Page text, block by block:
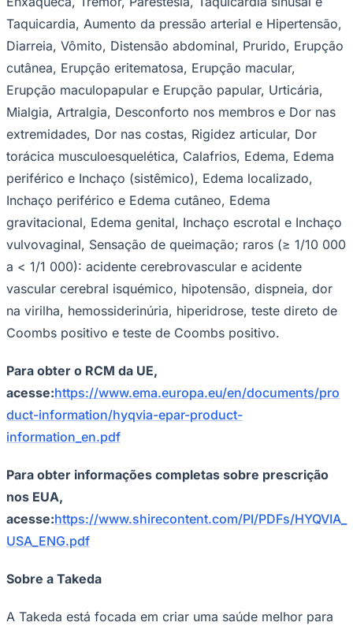
Vitória
Sport
Taquicardia, Aumento da pressão arterial e Hipertensão,
Diarreia, Vômito, Distensão abdominal, Prurido, Erupção
cutânea, Erupção eritematosa, Erupção macular,
Erupção maculopapular e Erupção papular, Urticária,
Mialgia, Artralgia, Desconforto nos membros e Dor nas
extremidades, Dor nas costas, Rigidez articular, Dor
torácica musculoesquelética, Calafrios, Edema, Edema
periférico e Inchaço (sistêmico), Edema localizado,
Inchaço periférico e Edema cutâneo, Edema
gravitacional, Edema genital, Inchaço escrotal e Inchaço
vulvovaginal, Sensação de queimação; raros (≥ 1/10 000
a < 1/1 000): acidente cerebrovascular e acidente
vascular cerebral isquémico, hipotensão, dispneia, dor
na virilha, hemossiderinúria, hiperidrose, teste direto de
Coombs positivo e teste de Coombs positivo.
Para obter o RCM da UE,
acesse:https://www.ema.europa.eu/en/documents/pro
duct-information/hyqvia-epar-product-
information_en.pdf
Para obter informações completas sobre prescrição
nos EUA,
acesse:https://www.shirecontent.com/PI/PDFs/HYQVIA_
USA_ENG.pdf
Sobre a Takeda
A Takeda está focada em criar uma saúde melhor para